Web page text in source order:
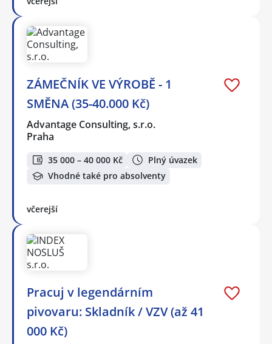
ZÁMEČNÍK VE VÝROBĚ - 1
SMĚNA (35-40.000 Kč)
Advantage Consulting, s.r.o.
Praha
35 000 – 40 000 Kč
Plný úvazek
Vhodné také pro absolventy
včerejší
Pracuj v legendárním
pivovaru: Skladník / VZV (až 41
000 Kč)